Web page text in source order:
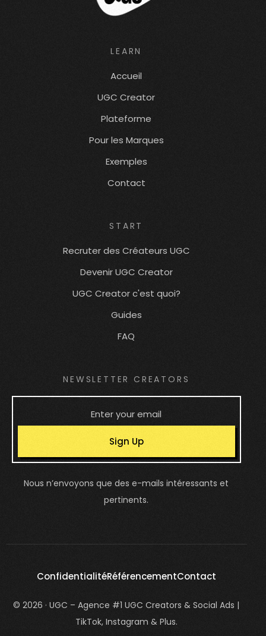
LEARN
Accueil
UGC Creator
Plateforme
Pour les Marques
Exemples
Contact
START
Recruter des Créateurs UGC
Devenir UGC Creator
UGC Creator c'est quoi?
Guides
FAQ
NEWSLETTER CREATORS
Sign Up
Nous n’envoyons que des e-mails intéressants et
pertinents.
ConfidentialitéRéférencementContact
© 2026 · UGC – Agence #1 UGC Creators & Social Ads |
TikTok, Instagram & Plus.